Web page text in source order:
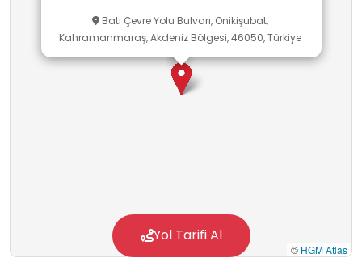
Batı Çevre Yolu Bulvarı, Onikişubat,
Kahramanmaraş, Akdeniz Bölgesi, 46050, Türkiye
© HGM Atlas
Yol Tarifi Al